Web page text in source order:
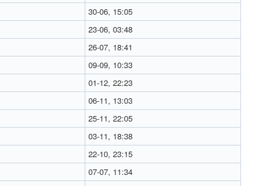
30-06, 15:05
23-06, 03:48
26-07, 18:41
09-09, 10:33
01-12, 22:23
06-11, 13:03
25-11, 22:05
03-11, 18:38
22-10, 23:15
07-07, 11:34